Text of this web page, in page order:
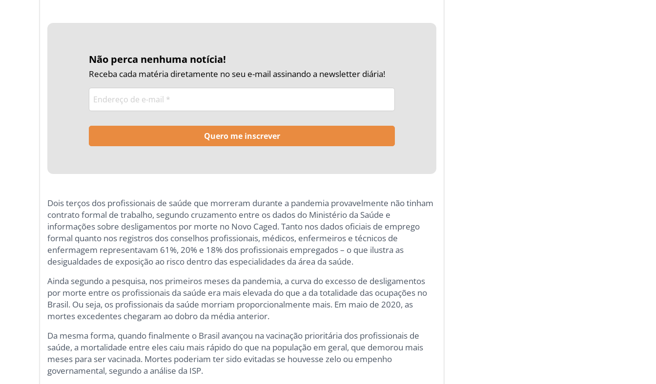
Não perca nenhuma notícia!
Receba cada matéria diretamente no seu e-mail assinando a newsletter diária!
Dois terços dos profissionais de saúde que morreram durante a pandemia provavelmente não tinham
contrato formal de trabalho, segundo cruzamento entre os dados do Ministério da Saúde e
informações sobre desligamentos por morte no Novo Caged. Tanto nos dados oficiais de emprego
formal quanto nos registros dos conselhos profissionais, médicos, enfermeiros e técnicos de
enfermagem representavam 61%, 20% e 18% dos profissionais empregados – o que ilustra as
desigualdades de exposição ao risco dentro das especialidades da área da saúde.
Ainda segundo a pesquisa, nos primeiros meses da pandemia, a curva do excesso de desligamentos
por morte entre os profissionais da saúde era mais elevada do que a da totalidade das ocupações no
Brasil. Ou seja, os profissionais da saúde morriam proporcionalmente mais. Em maio de 2020, as
mortes excedentes chegaram ao dobro da média anterior.
Da mesma forma, quando finalmente o Brasil avançou na vacinação prioritária dos profissionais de
saúde, a mortalidade entre eles caiu mais rápido do que na população em geral, que demorou mais
meses para ser vacinada. Mortes poderiam ter sido evitadas se houvesse zelo ou empenho
governamental, segundo a análise da ISP.